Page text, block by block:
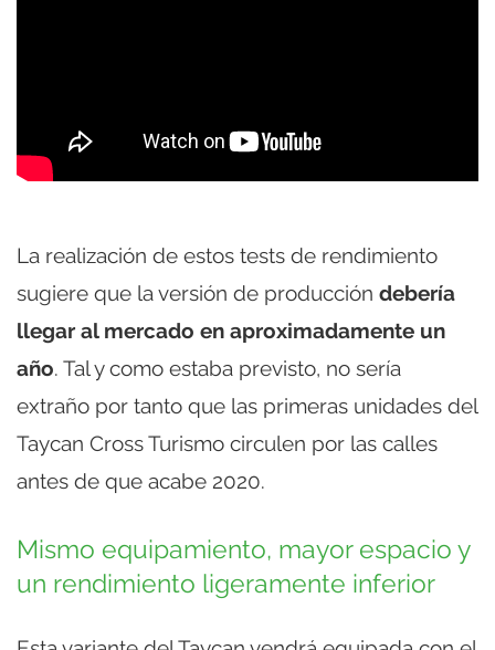
La realización de estos tests de rendimiento
sugiere que la versión de producción debería
llegar al mercado en aproximadamente un
año. Tal y como estaba previsto, no sería
extraño por tanto que las primeras unidades del
Taycan Cross Turismo circulen por las calles
antes de que acabe 2020.
Mismo equipamiento, mayor espacio y
un rendimiento ligeramente inferior